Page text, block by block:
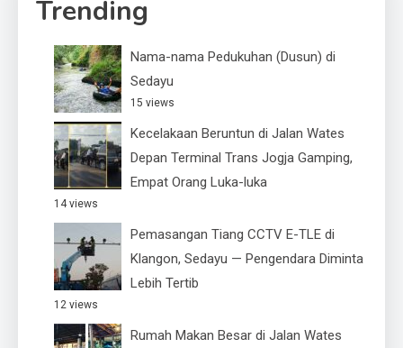
Trending
Nama-nama Pedukuhan (Dusun) di
Sedayu
15 views
Kecelakaan Beruntun di Jalan Wates
Depan Terminal Trans Jogja Gamping,
Empat Orang Luka-luka
14 views
Pemasangan Tiang CCTV E-TLE di
Klangon, Sedayu — Pengendara Diminta
Lebih Tertib
12 views
Rumah Makan Besar di Jalan Wates